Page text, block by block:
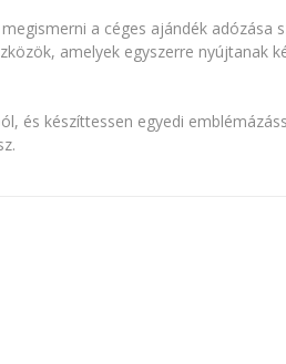
a céges ajándék adózása
amelyek egyszerre nyújtanak
és készíttessen egyedi